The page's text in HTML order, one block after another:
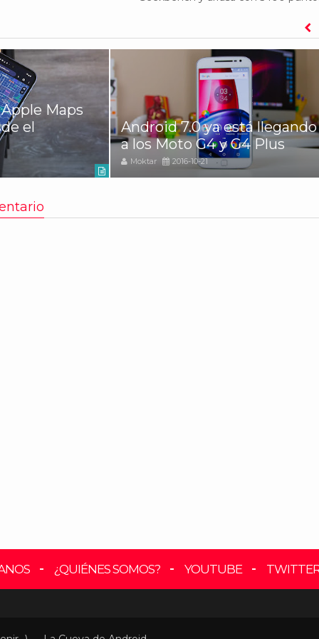
Maps
el
Android 7.0 ya está llegando
a los Moto G4 y G4 Plus
Moktar 2016-10-21
¿QUIÉNES SOMOS? YOUTUBE